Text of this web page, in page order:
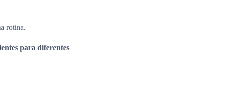
rotina.
para diferentes